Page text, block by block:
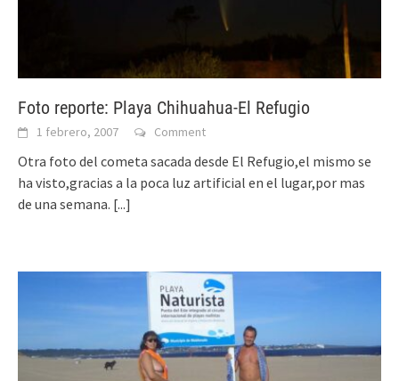
Foto reporte: Playa Chihuahua-El Refugio
1 febrero, 2007 Comment
Otra foto del cometa sacada desde El Refugio,el mismo se
ha visto,gracias a la poca luz artificial en el lugar,por mas
de una semana. [...]